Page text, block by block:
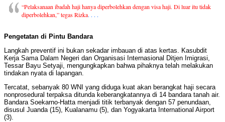
“Pelaksanaan ibadah haji hanya diperbolehkan dengan visa haji. Di luar itu tidak
diperbolehkan,” tegas Rizka. . . .
Pengetatan di Pintu Bandara
Langkah preventif ini bukan sekadar imbauan di atas kertas. Kasubdit
Kerja Sama Dalam Negeri dan Organisasi Internasional Ditjen Imigrasi,
Tessar Bayu Setyaji, mengungkapkan bahwa pihaknya telah melakukan
tindakan nyata di lapangan.
Tercatat, sebanyak 80 WNI yang diduga kuat akan berangkat haji secara
nonprosedural terpaksa ditunda keberangkatannya di 14 bandara tanah air.
Bandara Soekarno-Hatta menjadi titik terbanyak dengan 57 penundaan,
disusul Juanda (15), Kualanamu (5), dan Yogyakarta International Airport
(3).